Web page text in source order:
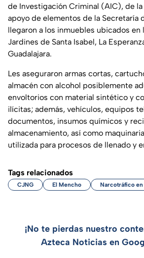
de Investigación Criminal (AIC), de la
apoyo de elementos de la Secretaría
llegaron a los inmuebles ubicados en
Jardines de Santa Isabel, La
Guadalajara.
Les aseguraron armas cortas,
almacén con alcohol posiblemente
envoltorios con material sintético y
ilícitas; además, vehículos, equipos
documentos, insumos químicos y
almacenamiento, así como
utilizada para procesos de llenado y
Tags relacionados
CJNG El Mencho Narcotráfico
¡No te pierdas nuestro
Azteca Noticias en